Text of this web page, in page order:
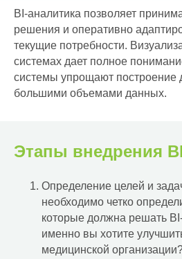
BI-аналитика позволяет
решения и оперативно
текущие потребности.
системах дает полное
системы упрощают построение
большими объемами данных.
Этапы внедрения
Определение целей и
необходимо четко
которые должна решать
именно вы хотите
медицинской
Комплексные услуги
ИТ-аутсорсинг